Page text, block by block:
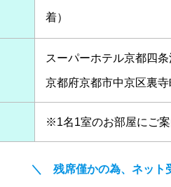
着）
スーパーホテル京都四
京都府京都市中京区裏
※1名1室のお部屋にご
＼ 残席僅かの為、ネット